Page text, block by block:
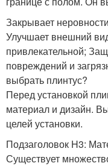
Закрывает
Улучшает внешний
привлекательной;
повреждений и
выбрать плинтус?
Перед установкой
материал и дизайн.
целей установки.
Подзаголовок H3:
Существует